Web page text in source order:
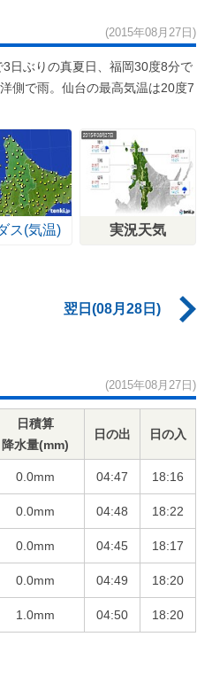
(2015年08月27日)
日ぶりの真夏日、福岡30度8分で
側で雨。仙台の最高気温は20度7
ス(気温) 実況天気
翌日(08月28日)
(2015年08月27日)
日積算
降水量(mm)
日の出 日の入
0.0mm 04:47 18:16
0.0mm 04:48 18:22
0.0mm 04:45 18:17
0.0mm 04:49 18:20
1.0mm 04:50 18:20